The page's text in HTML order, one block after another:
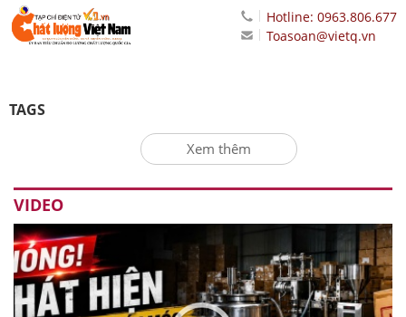
Hotline: 0963.806.677
Toasoan@vietq.vn
TAGS
Xem thêm
VIDEO